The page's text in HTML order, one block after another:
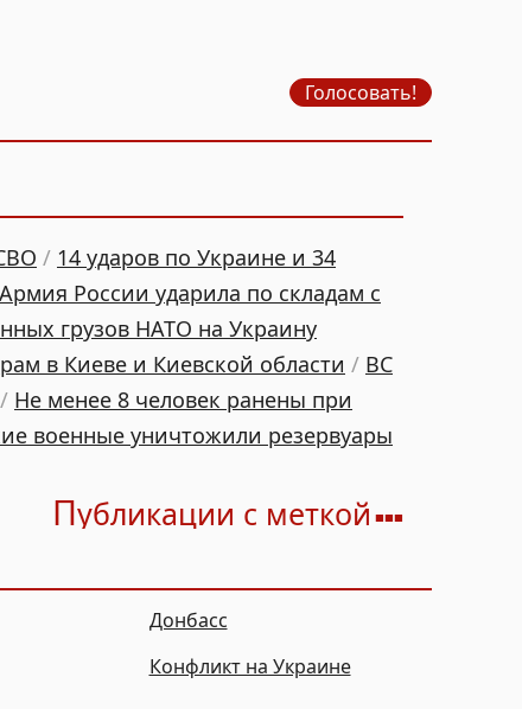
Голосовать!
/ 14 ударов по Украине и 34
Армия России ударила по складам с
грузов НАТО на Украину
в Киеве и Киевской области / ВС
/ Не менее 8 человек ранены при
военные уничтожили резервуары
Публикации с меткой
Донбасс
Конфликт на Украине